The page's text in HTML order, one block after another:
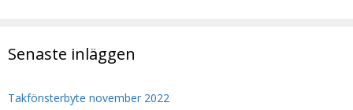
Senaste inläggen
Takfönsterbyte november 2022